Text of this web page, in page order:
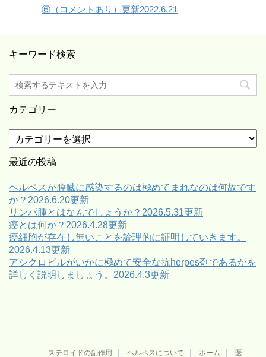
⑥（コメントあり）更新2022.6.21
キーワード検索
カテゴリー
テ
ゴ
ー
最近の投稿
ヘルペスが膵臓に感染するのは極めてまれなのは何故です
か？2026.6.20更新
リンパ腫とはなんでしょうか？2026.5.31更新
癌とは何か？2026.4.28更新
癌細胞が存在し無いことを論理的に証明していきます。
2026.4.13更新
アシクロビルがいかに極めて安全な抗herpes剤であるかを
詳しく説明しましょう。2026.4.3更新
ステロイドの副作用 ヘルペスについて ホーム 医